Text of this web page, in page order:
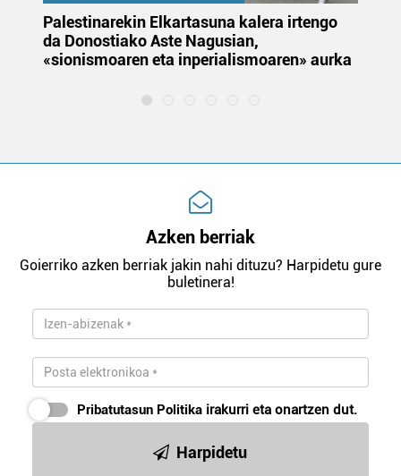
Palestinarekin Elkartasuna kalera irtengo
da Donostiako Aste Nagusian,
«sionismoaren eta inperialismoaren» aurka
Azken berriak
Goierriko azken berriak jakin nahi dituzu? Harpidetu gure
buletinera!
Pribatutasun Politika irakurri eta onartzen dut.
Harpidetu